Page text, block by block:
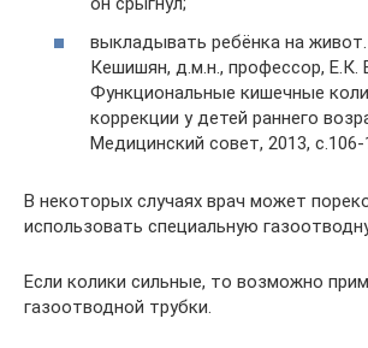
выкладывать ребёнка на живот.
Кешишян, д.м.н., профессор, Е.К.
Функциональные кишечные
коррекции у детей раннего
Медицинский совет, 2013, с.106-
В некоторых случаях врач может
использовать специальную
Если колики сильные, то возможно
газоотводной трубки.